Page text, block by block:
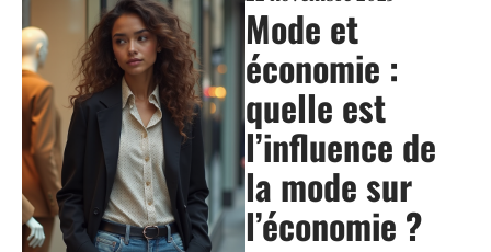
Mode et
économie :
quelle est
l’influence de
la mode sur
l’économie ?